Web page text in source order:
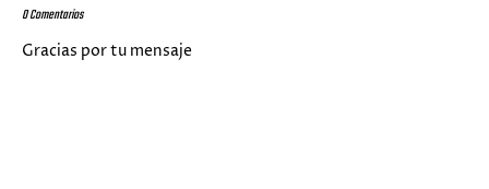
0 Comentarios
Gracias por tu mensaje